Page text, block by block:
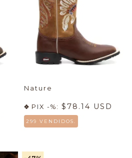
Nature
PIX -%: $78.14 USD
299 VENDIDOS.